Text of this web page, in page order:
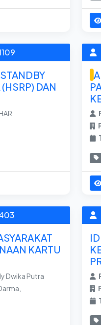
DAN
KARTU
Dwika Putra